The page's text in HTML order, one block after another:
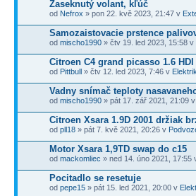
Zaseknutý volant, kľúč
od Nefrox » pon 22. kvě 2023, 21:47 v
Samozaistovacie prstence
od mischo1990 » čtv 19. led 2023, 15:58 v
Citroen C4 grand picasso 1.6 HDI
od Pittbull » čtv 12. led 2023, 7:46 v
Vadny snímač teploty
od mischo1990 » pát 17. zář 2021, 21:09 v
Citroen Xsara 1.9D 2001 držiak
od pll18 » pát 7. kvě 2021, 20:26 v
Motor Xsara 1,9TD swap do c15
od mackomliec » ned 14. úno 2021, 17:55
Pocitadlo se resetuje
od pepe15 » pát 15. led 2021, 20:00 v